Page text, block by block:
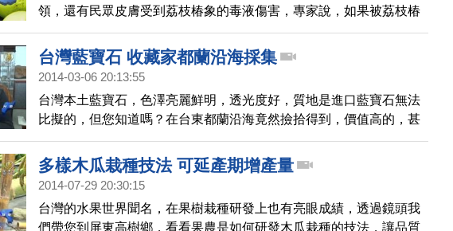
領，還有民眾皮膚受到荔枝椿象的毒液傷害，專家說，如果被荔枝椿
象的臭液噴到，要馬上用大量清水沖洗，如果還是有搔癢、灼熱感，
就要立即到皮膚科就診 。
台灣藍寶石 收藏家都蘭沿海採集
2014-03-06 20:13:55
台灣本土藍寶石，色澤亮麗鮮明，透光度好，質地是進口藍寶石無法
比擬的，但您知道嗎？在台東都蘭沿海竟然撿拾得到，價值高的，甚
至可以賣到台幣十萬塊。
多樣木瓜栽種技法 可延產期增產量
2014-07-29 20:30:15
台灣的水果世界聞名，在果樹栽種研發上也有亮眼成績，透過鏡頭我
們帶您到屏東高樹鄉，看看果農是如何研發木瓜栽種的技法，讓品質